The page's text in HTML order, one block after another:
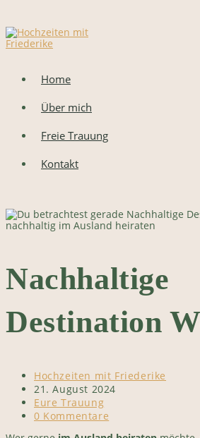
springen
Home
Über mich
Freie Trauung
Kontakt
nachhaltig im Ausland heiraten
Nachhaltige
Destination
Beitrags-
Autor:
Hochzeiten mit Friederike
Beitrag
veröffentlicht:
21. August 2024
Beitrags-
Kategorie:
Eure Trauung
Beitrags-
0 Kommentare